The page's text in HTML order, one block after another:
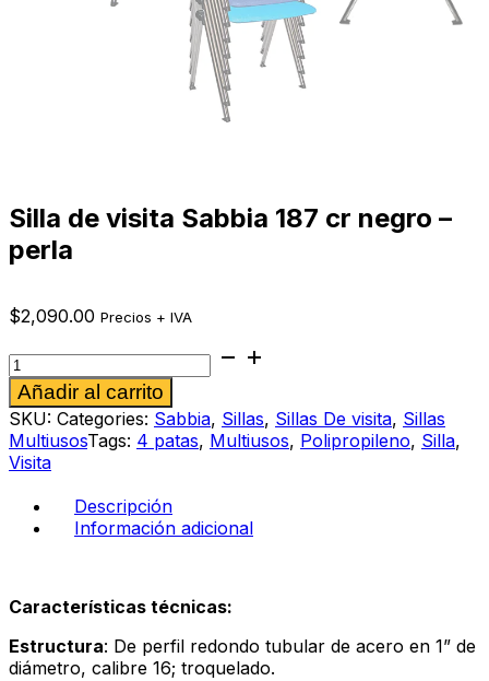
Silla de visita Sabbia 187 cr negro –
perla
$2,090.00 Precios + IVA
Silla
de
visita
Sabbia
187
cr
negro
perla
cantidad
Añadir al carrito
SKU: Categories: Sabbia, Sillas, Sillas De visita, Sillas
MultiusosTags: 4 patas, Multiusos, Polipropileno, Silla,
Visita
Descripción
Información adicional
Características técnicas:
Estructura: De perfil redondo tubular de acero en 1” de
diámetro, calibre 16; troquelado.